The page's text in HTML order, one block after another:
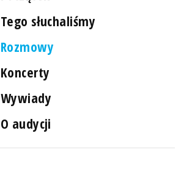
Tego słuchaliśmy
Rozmowy
Koncerty
Wywiady
O audycji